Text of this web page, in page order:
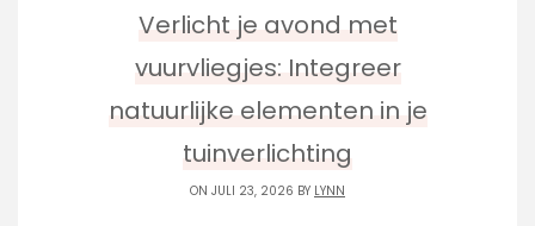
Verlicht je avond met
vuurvliegjes: Integreer
natuurlijke elementen in je
tuinverlichting
ON JULI 23, 2026 BY LYNN